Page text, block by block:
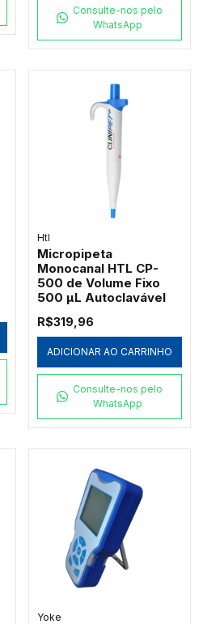
Consulte-nos pelo
WhatsApp
Htl
Micropipeta
Monocanal HTL CP-
500 de Volume Fixo
500 µL Autoclavável
R$319,96
ADICIONAR AO CARRINHO
Consulte-nos pelo
WhatsApp
Yoke